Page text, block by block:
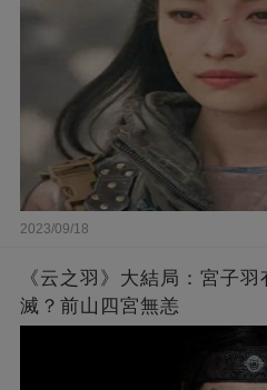
2023/09/18
《云之羽》大結局：宮子
滅？前山四宮無恙